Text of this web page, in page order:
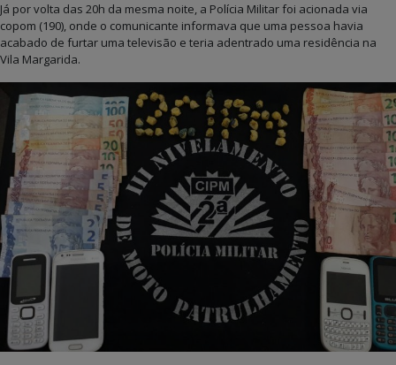
Já por volta das 20h da mesma noite, a Polícia Militar foi acionada via
copom (190), onde o comunicante informava que uma pessoa havia
acabado de furtar uma televisão e teria adentrado uma residência na
Vila Margarida.